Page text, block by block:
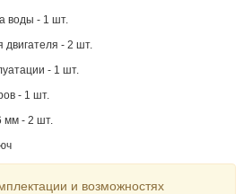
воды - 1 шт.
- 2 шт.
- 1 шт.
- 1 шт.
мм - 2 шт.
и возможностях